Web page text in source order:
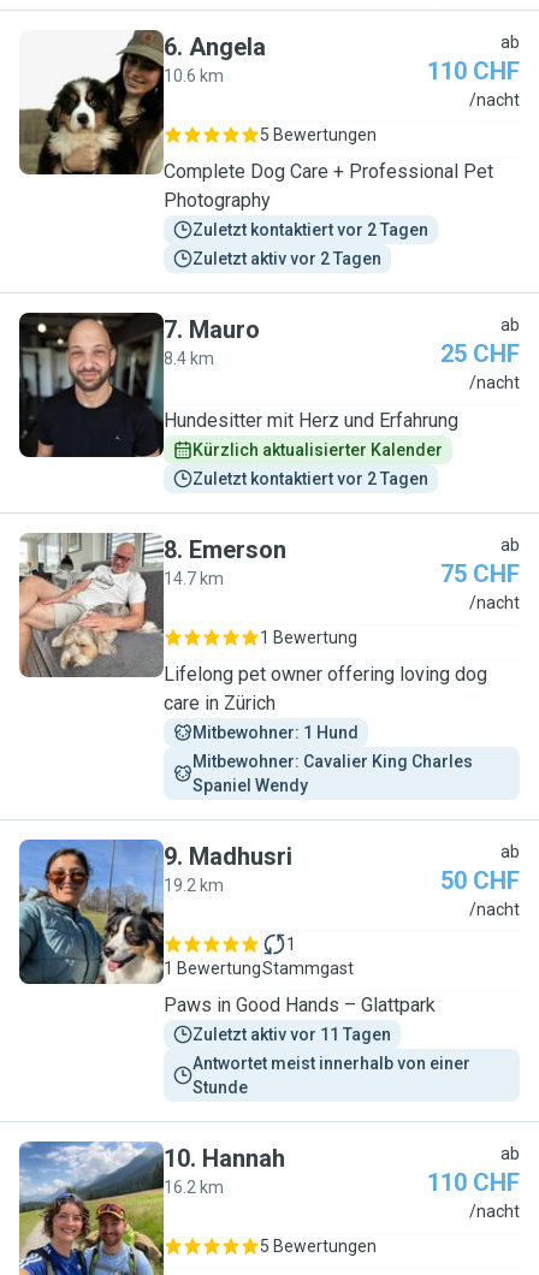
A
6. Angela
10.6 km
ab
110 CHF
/nacht
5 Bewertungen
Complete Dog Care + Professional Pet
Photography
Zuletzt kontaktiert vor 2 Tagen
Zuletzt aktiv vor 2 Tagen
M
7. Mauro
8.4 km
ab
25 CHF
/nacht
Hundesitter mit Herz und Erfahrung
Kürzlich aktualisierter Kalender
Zuletzt kontaktiert vor 2 Tagen
E
8. Emerson
14.7 km
ab
75 CHF
/nacht
1 Bewertung
Lifelong pet owner offering loving dog
care in Zürich
Mitbewohner: 1 Hund
Mitbewohner: Cavalier King Charles
Spaniel Wendy
M
9. Madhusri
19.2 km
ab
50 CHF
/nacht
1 Bewertung
1
Stammgast
Paws in Good Hands – Glattpark
Zuletzt aktiv vor 11 Tagen
Antwortet meist innerhalb von einer
Stunde
H
10. Hannah
16.2 km
ab
110 CHF
/nacht
5 Bewertungen